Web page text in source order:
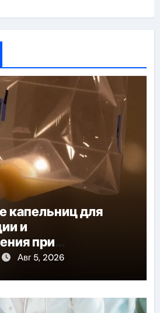
капельниц для
и
при
синдроме
Авг 5, 2026